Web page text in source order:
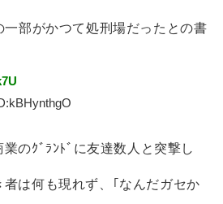
一部がかつて処刑場だったとの書
kBHynthgO
のｸﾞﾗﾝﾄﾞに友達数人と突撃し
者は何も現れず、｢なんだガセか